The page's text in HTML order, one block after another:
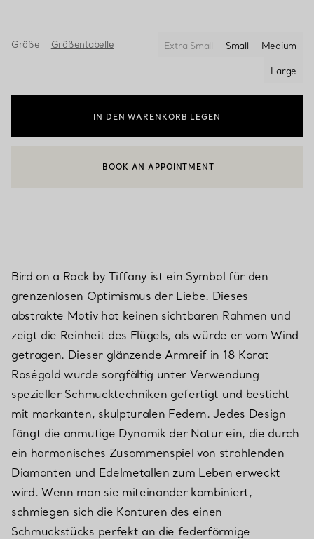
Größe Größentabelle Extra Small Small
Medium
Large
IN DEN WARENKORB LEGEN
EINEN KUNDENBERATER KONTAKTIEREN ODER EINEN
BOOK AN APPOINTMENT
Bird on a Rock by Tiffany ist ein Symbol für den
grenzenlosen Optimismus der Liebe. Dieses
abstrakte Motiv hat keinen sichtbaren Rahmen und
zeigt die Reinheit des Flügels, als würde er vom Wind
getragen. Dieser glänzende Armreif in 18 Karat
Roségold wurde sorgfältig unter Verwendung
spezieller Schmucktechniken gefertigt und besticht
mit markanten, skulpturalen Federn. Jedes Design
fängt die anmutige Dynamik der Natur ein, die durch
ein harmonisches Zusammenspiel von strahlenden
Diamanten und Edelmetallen zum Leben erweckt
wird. Wenn man sie miteinander kombiniert,
schmiegen sich die Konturen des einen
Schmuckstücks perfekt an die federförmige